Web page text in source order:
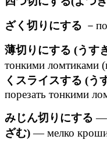
ざく切りにする －
薄切りにする (うす
тонкими ломтиками
くスライスする (う
порезать тонкими
みじん切りにする—
ざむ)— мелко